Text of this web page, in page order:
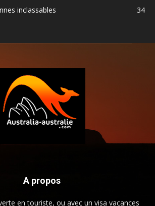
inclassables
34
A propos
en touriste, ou avec un visa vacances